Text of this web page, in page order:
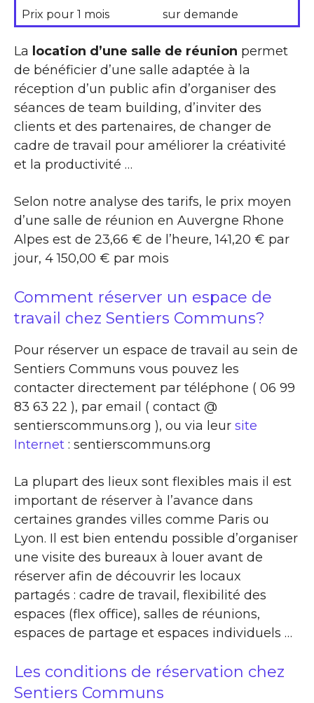
Prix pour 1 mois
sur demande
La location d’une salle de réunion permet
de bénéficier d’une salle adaptée à la
réception d’un public afin d’organiser des
séances de team building, d’inviter des
clients et des partenaires, de changer de
cadre de travail pour améliorer la créativité
et la productivité …
Selon notre analyse des tarifs, le prix moyen
d’une salle de réunion en Auvergne Rhone
Alpes est de 23,66 € de l’heure, 141,20 € par
jour, 4 150,00 € par mois
Comment réserver un espace de
travail chez Sentiers Communs?
Pour réserver un espace de travail au sein de
Sentiers Communs vous pouvez les
contacter directement par téléphone ( 06 99
83 63 22 ), par email ( contact @
sentierscommuns.org ), ou via leur site
Internet : sentierscommuns.org
La plupart des lieux sont flexibles mais il est
important de réserver à l’avance dans
certaines grandes villes comme Paris ou
Lyon. Il est bien entendu possible d’organiser
une visite des bureaux à louer avant de
réserver afin de découvrir les locaux
partagés : cadre de travail, flexibilité des
espaces (flex office), salles de réunions,
espaces de partage et espaces individuels …
Les conditions de réservation chez
Sentiers Communs